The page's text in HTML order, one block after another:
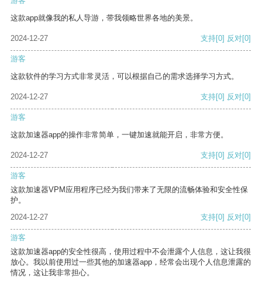
这款app就像我的私人导游，带我领略世界各地的美景。
2024-12-27 支持[0] 反对[0]
游客
这款软件的学习方式非常灵活，可以根据自己的需求选择学习方式。
2024-12-27 支持[0] 反对[0]
游客
这款加速器app的操作非常简单，一键加速就能开启，非常方便。
2024-12-27 支持[0] 反对[0]
游客
这款加速器VPM应用程序已经为我们带来了无限的流畅体验和安全性保
护。
2024-12-27
支持[0] 反对[0]
游客
这款加速器app的安全性很高，使用过程中不会泄露个人信息，这让我很
放心。我以前使用过一些其他的加速器app，经常会出现个人信息泄露的
情况，这让我非常担心。